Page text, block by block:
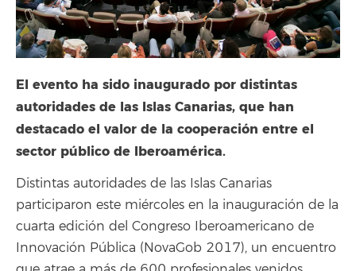
El evento ha sido inaugurado por distintas
autoridades de las Islas Canarias, que han
destacado el valor de la cooperación entre el
sector público de Iberoamérica.
Distintas autoridades de las Islas Canarias
participaron este miércoles en la inauguración de la
cuarta edición del Congreso Iberoamericano de
Innovación Pública (NovaGob 2017), un encuentro